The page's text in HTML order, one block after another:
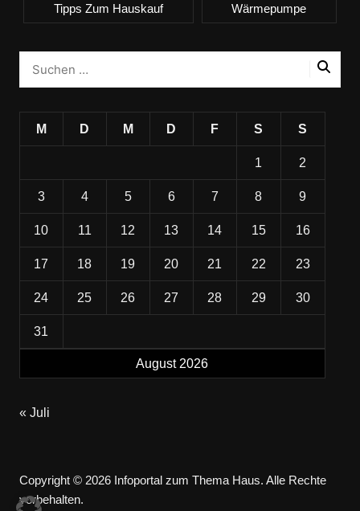
Tipps Zum Hauskauf Wärmepumpe
August 2026
M D M D F S S
1 2
3 4 5 6 7 8 9
10 11 12 13 14 15 16
17 18 19 20 21 22 23
24 25 26 27 28 29 30
31
« Juli
Copyright © 2026 Infoportal zum Thema Haus. Alle Rechte
vorbehalten.